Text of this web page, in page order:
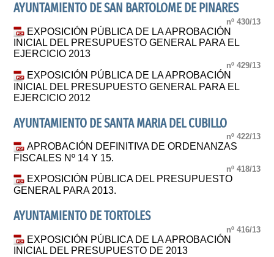
AYUNTAMIENTO DE SAN BARTOLOME DE PINARES
nº 430/13
EXPOSICIÓN PÚBLICA DE LA APROBACIÓN
INICIAL DEL PRESUPUESTO GENERAL PARA EL
EJERCICIO 2013
nº 429/13
EXPOSICIÓN PÚBLICA DE LA APROBACIÓN
INICIAL DEL PRESUPUESTO GENERAL PARA EL
EJERCICIO 2012
AYUNTAMIENTO DE SANTA MARIA DEL CUBILLO
nº 422/13
APROBACIÓN DEFINITIVA DE ORDENANZAS
FISCALES Nº 14 Y 15.
nº 418/13
EXPOSICIÓN PÚBLICA DEL PRESUPUESTO
GENERAL PARA 2013.
AYUNTAMIENTO DE TORTOLES
nº 416/13
EXPOSICIÓN PÚBLICA DE LA APROBACIÓN
INICIAL DEL PRESUPUESTO DE 2013